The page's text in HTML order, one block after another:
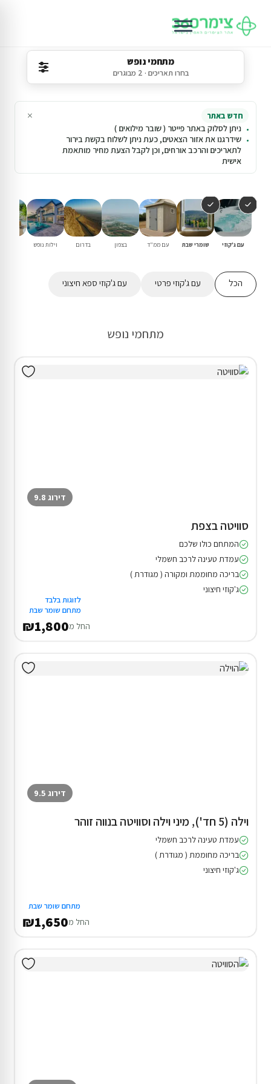
מתחמי נופש
בחרו תאריכים · 2 מבוגרים
חדש באתר
ניתן לסלוק באתר פייטר ( שובר מילואים )
שידרגנו את אזור הצאטים, כעת ניתן לשלוח בקשת בירור
לתאריכים והרכב אורחים, וכן לקבל הצעת מחיר מותאמת
אישית
×
עם ג'קוזי שומרי שבת עם ממ"ד בצפון בדרום וילות נופש
הכל עם ג'קוזי פרטי עם ג'קוזי ספא חיצוני
מתחמי נופש
דירוג 9.8
סוויטה בצפת
המתחם כולו שלכם
עמדת טעינה לרכב חשמלי
בריכה מחוממת ומקורה ( מגודרת )
ג'קוזי חיצוני
לזוגות בלבד
מתחם שומר שבת
החל מ₪1,800
דירוג 9.5
וילה (5 חד'), מיני וילה וסוויטה בנווה זוהר
עמדת טעינה לרכב חשמלי
בריכה מחוממת ( מגודרת )
ג'קוזי חיצוני
מתחם שומר שבת
החל מ₪1,650